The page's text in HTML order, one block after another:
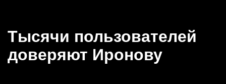
Тысячи пользователей
доверяют Иронову